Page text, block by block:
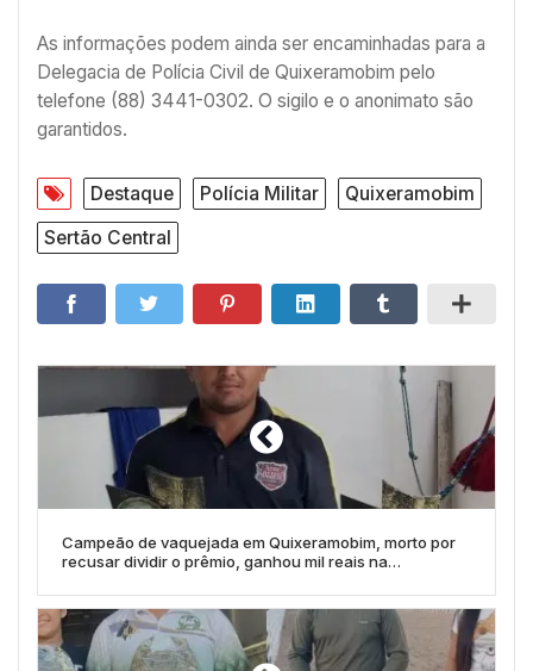
As informações podem ainda ser encaminhadas para a
Delegacia de Polícia Civil de Quixeramobim pelo
telefone (88) 3441-0302. O sigilo e o anonimato são
garantidos.
Destaque Polícia Militar
Quixeramobim
Sertão Central
Campeão de vaquejada em Quixeramobim, morto por
recusar dividir o prêmio, ganhou mil reais na